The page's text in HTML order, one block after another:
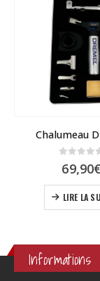
Chalumeau
69,90
LIRE LA
Informations